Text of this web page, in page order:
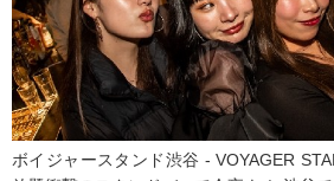
ボイジャースタンド渋谷 - VOYAGER